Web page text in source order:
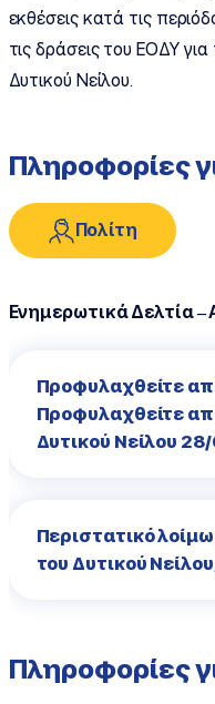
εκθέσεις κατά τις
τις δράσεις του ΕΟΔΥ
Δυτικού Νείλου.
Πληροφορίες
Πολίτη
Ενημερωτικά Δελτία –
Προφυλαχθείτε
Προφυλαχθείτε
Δυτικού Νείλου
Περιστατικό
του Δυτικού
Πληροφορίες